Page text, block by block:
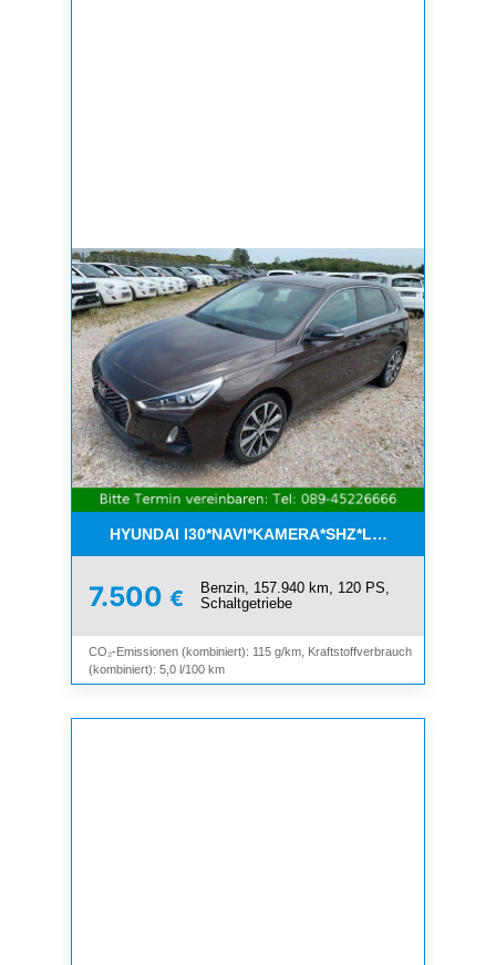
HYUNDAI
7.500 €
Benzin, 157.940 km, 120 PS,
Schaltgetriebe
CO₂-Emissionen (kombiniert): 115 g/km, Kraftstoffverbrauch
(kombiniert): 5,0 l/100 km